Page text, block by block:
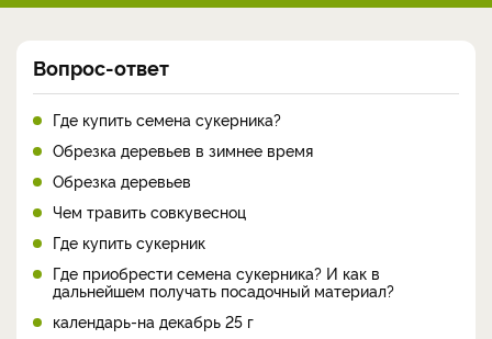
Вопрос-ответ
Где купить семена сукерника?
Обрезка деревьев в зимнее время
Обрезка деревьев
Чем травить совкувесноц
Где купить сукерник
Где приобрести семена сукерника? И как в
дальнейшем получать посадочный материал?
календарь-на декабрь 25 г